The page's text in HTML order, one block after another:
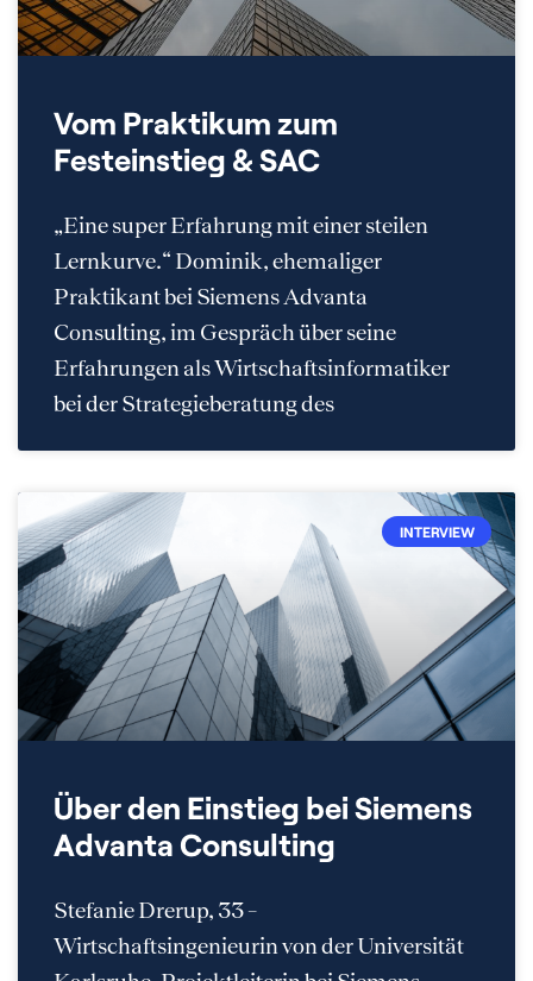
Vom Praktikum zum
Festeinstieg & SAC
„Eine super Erfahrung mit einer steilen
Lernkurve.“ Dominik, ehemaliger
Praktikant bei Siemens Advanta
Consulting, im Gespräch über seine
Erfahrungen als Wirtschaftsinformatiker
bei der Strategieberatung des
INTERVIEW
Über den Einstieg bei Siemens
Advanta Consulting
Stefanie Drerup, 33 –
Wirtschaftsingenieurin von der Universität